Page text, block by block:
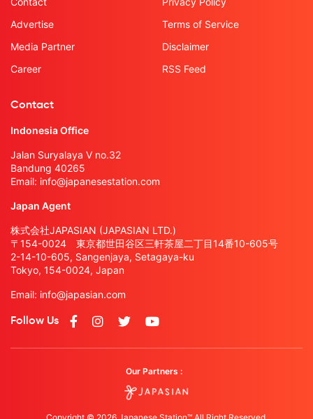
Advertise
Media Partner
Career
Terms of Service
Disclaimer
RSS Feed
Contact
Indonesia Office
Jalan Suryalaya V no.32
Bandung 40265
Email: info@japanesestation.com
Japan Agent
株式会社JAPASIAN (JAPASIAN LTD.)
〒154-0024 東京都世田谷区三軒茶屋二丁目14番10-605号
2-14-10-605, Sangenjaya, Setagaya-ku
Tokyo, 154-0024, Japan
Email: info@japasian.com
Follow Us
Our Partners :